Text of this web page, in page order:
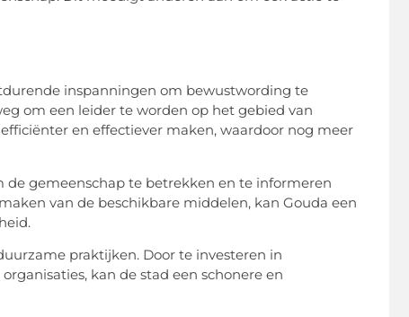
inspanningen om bewustwording te
om een leider te worden op het gebied van
en effectiever maken, waardoor nog meer
de gemeenschap te betrekken en te informeren
van de beschikbare middelen, kan Gouda een
praktijken. Door te investeren in
kan de stad een schonere en